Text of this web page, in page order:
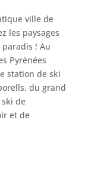
ville de
les paysages
! Au
Pyrénées
station de ski
du grand
de
et de